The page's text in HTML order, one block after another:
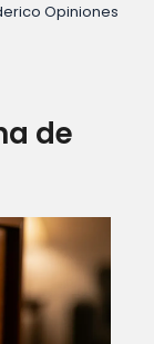
Opiniones
de